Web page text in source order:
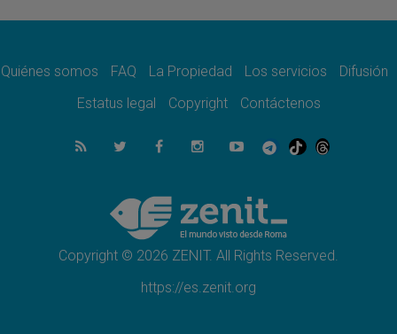
como misión al servicio del Evangelio
SIGNIS 2026, dar voz a las religiosas en el
07.08.2026
Lanzan un proyecto de empoderamiento
Programa oficial del Viaje Apostólico del
Papa León XIV a Francia
Quiénes somos FAQ La Propiedad Los servicios
Difusión
Estatus legal
Copyright Contáctenos
Copyright © 2026 ZENIT. All Rights Reserved.
https://es.zenit.org